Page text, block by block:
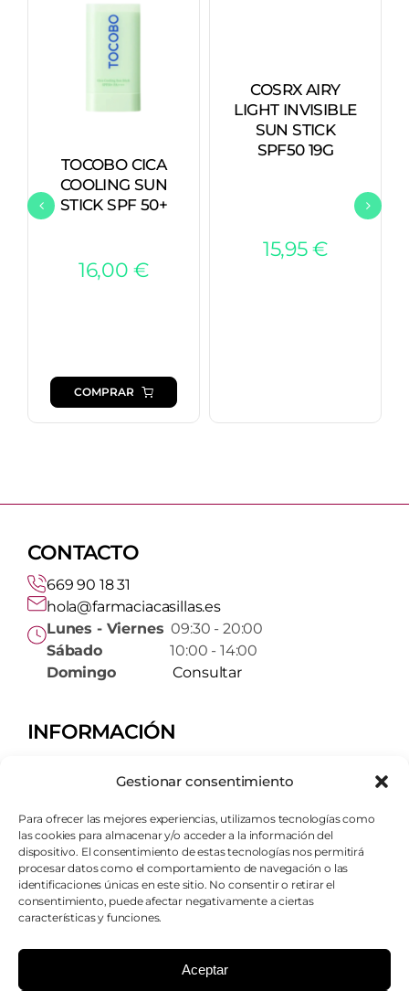
Gestionar consentimiento
Para ofrecer las mejores experiencias, utilizamos tecnologías como
las cookies para almacenar y/o acceder a la información del
dispositivo. El consentimiento de estas tecnologías nos permitirá
procesar datos como el comportamiento de navegación o las
identificaciones únicas en este sitio. No consentir o retirar el
consentimiento, puede afectar negativamente a ciertas
características y funciones.
Aceptar
TOCOBO CICA
COOLING SUN
STICK SPF 50+
16,00€
COMPRAR
COSRX AIRY
LIGHT INVISIBLE
SUN STICK
SPF50 19G
15,95€
CONTACTO
669 90 18 31
hola@farmaciacasillas.es
Lunes - Viernes 09:30 - 20:00
Sábado10:00 - 14:00
Domingo
Consultar
INFORMACIÓN
Quiénes somos
AVISOS LEGALES
Aviso legal
Política de privacidad